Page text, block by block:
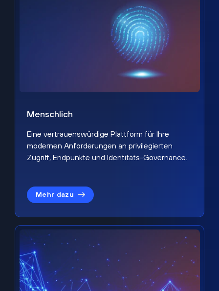
Menschlich
Eine vertrauenswürdige Plattform für Ihre
modernen Anforderungen an privilegierten
Zugriff, Endpunkte und Identitäts-Governance.
Mehr dazu